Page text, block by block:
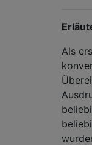
Als